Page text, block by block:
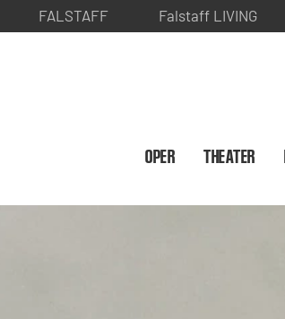
FALSTAFF Falstaff LIVING
OPER THEATER